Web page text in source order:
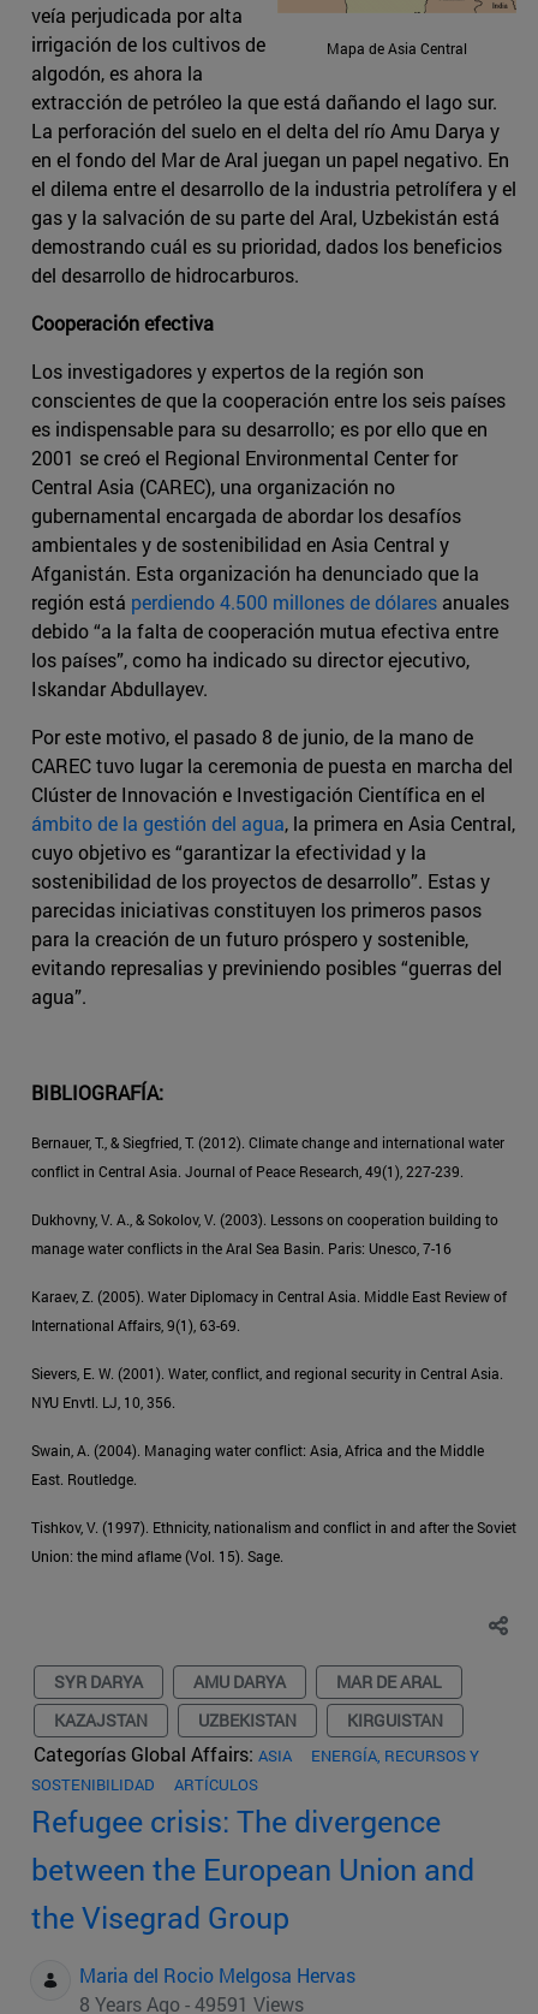
Mapa de Asia Central
veía perjudicada por alta
irrigación de los cultivos de
algodón, es ahora la
extracción de petróleo la que está dañando el lago sur.
La perforación del suelo en el delta del río Amu Darya y
en el fondo del Mar de Aral juegan un papel negativo. En
el dilema entre el desarrollo de la industria petrolífera y el
gas y la salvación de su parte del Aral, Uzbekistán está
demostrando cuál es su prioridad, dados los beneficios
del desarrollo de hidrocarburos.
Cooperación efectiva
Los investigadores y expertos de la región son
conscientes de que la cooperación entre los seis países
es indispensable para su desarrollo; es por ello que en
2001 se creó el Regional Environmental Center for
Central Asia (CAREC), una organización no
gubernamental encargada de abordar los desafíos
ambientales y de sostenibilidad en Asia Central y
Afganistán. Esta organización ha denunciado que la
región está perdiendo 4.500 millones de dólares anuales
debido “a la falta de cooperación mutua efectiva entre
los países”, como ha indicado su director ejecutivo,
Iskandar Abdullayev.
Por este motivo, el pasado 8 de junio, de la mano de
CAREC tuvo lugar la ceremonia de puesta en marcha del
Clúster de Innovación e Investigación Científica en el
ámbito de la gestión del agua, la primera en Asia Central,
cuyo objetivo es “garantizar la efectividad y la
sostenibilidad de los proyectos de desarrollo”. Estas y
parecidas iniciativas constituyen los primeros pasos
para la creación de un futuro próspero y sostenible,
evitando represalias y previniendo posibles “guerras del
agua”.
BIBLIOGRAFÍA:
Bernauer, T., & Siegfried, T. (2012). Climate change and international water
conflict in Central Asia. Journal of Peace Research, 49(1), 227-239.
Dukhovny, V. A., & Sokolov, V. (2003). Lessons on cooperation building to
manage water conflicts in the Aral Sea Basin. Paris: Unesco, 7-16
Karaev, Z. (2005). Water Diplomacy in Central Asia. Middle East Review of
International Affairs, 9(1), 63-69.
Sievers, E. W. (2001). Water, conflict, and regional security in Central Asia.
NYU Envtl. LJ, 10, 356.
Swain, A. (2004). Managing water conflict: Asia, Africa and the Middle
East. Routledge.
Tishkov, V. (1997). Ethnicity, nationalism and conflict in and after the Soviet
Union: the mind aflame (Vol. 15). Sage.
SYR DARYA AMU DARYA
MAR DE ARAL
KAZAJSTAN
UZBEKISTAN KIRGUISTAN
Categorías Global Affairs: ASIA
ENERGÍA, RECURSOS Y
SOSTENIBILIDAD
ARTÍCULOS
Refugee crisis: The divergence
between the European Union and
the Visegrad Group
Maria del Rocio Melgosa Hervas
8 Years Ago - 49591 Views